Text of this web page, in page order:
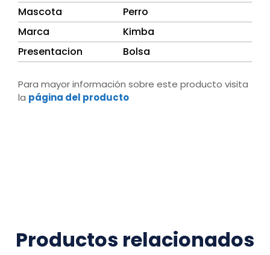
Mascota
Perro
Marca
Kimba
Presentacion
Bolsa
Para mayor información sobre este producto visita
la página del producto
Productos relacionados